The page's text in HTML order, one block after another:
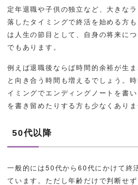
定年退職や子供の独立など、大きな
落したタイミングで終活を始める方
は人生の節目として、自身の将来に
でもあります。
例えば退職後ならば時間的余裕が生
と向き合う時間も増えるでしょう。
イミングでエンディングノートを書
を書き留めたりする方も少なくありま
50代以降
一般的には50代から60代にかけて終
ています。ただし年齢だけで判断せ